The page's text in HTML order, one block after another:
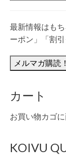
最新情報はも
ーポン」「割
カート
お買い物カゴに
KOIVU